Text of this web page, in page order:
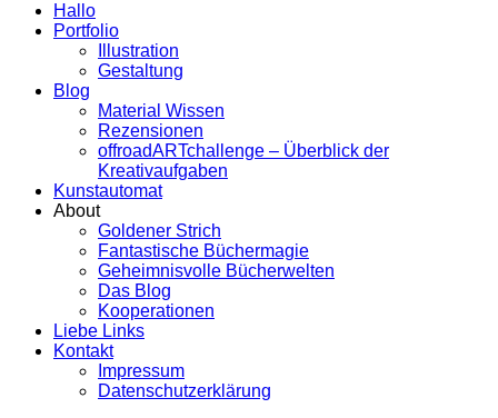
Hallo
Portfolio
Illustration
Gestaltung
Blog
Material Wissen
Rezensionen
offroadARTchallenge – Überblick der
Kreativaufgaben
Kunstautomat
About
Goldener Strich
Fantastische Büchermagie
Geheimnisvolle Bücherwelten
Das Blog
Kooperationen
Liebe Links
Kontakt
Impressum
Datenschutzerklärung